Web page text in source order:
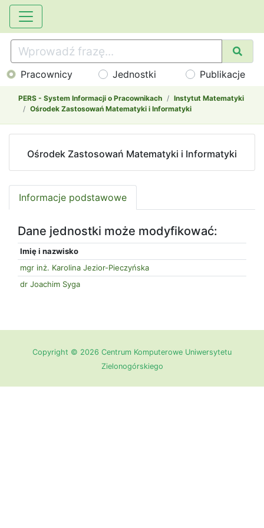
Pracownicy Jednostki Publikacje
PERS - System Informacji o Pracownikach
Instytut Matematyki
Ośrodek Zastosowań Matematyki i Informatyki
Ośrodek Zastosowań Matematyki i Informatyki
Informacje podstawowe
Dane jednostki może modyfikować:
Imię i nazwisko
mgr inż. Karolina Jezior-Pieczyńska
dr Joachim Syga
Copyright © 2026 Centrum Komputerowe Uniwersytetu
Zielonogórskiego